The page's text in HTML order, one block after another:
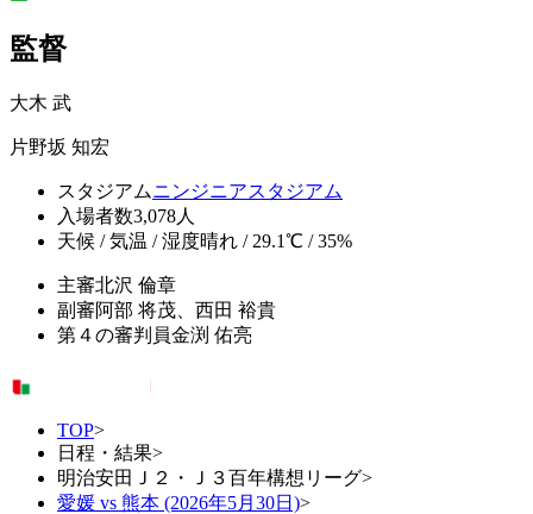
監督
大木 武
片野坂 知宏
スタジアムニンジニアスタジアム
入場者数3,078人
天候 / 気温 / 湿度晴れ / 29.1℃ / 35%
主審北沢 倫章
副審阿部 将茂、西田 裕貴
第４の審判員金渕 佑亮
TOP>
日程・結果>
明治安田Ｊ２・Ｊ３百年構想リーグ>
愛媛 vs 熊本 (2026年5月30日)>